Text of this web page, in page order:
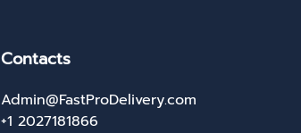
Contacts
Admin@FastProDelivery.com
+1 2027181866